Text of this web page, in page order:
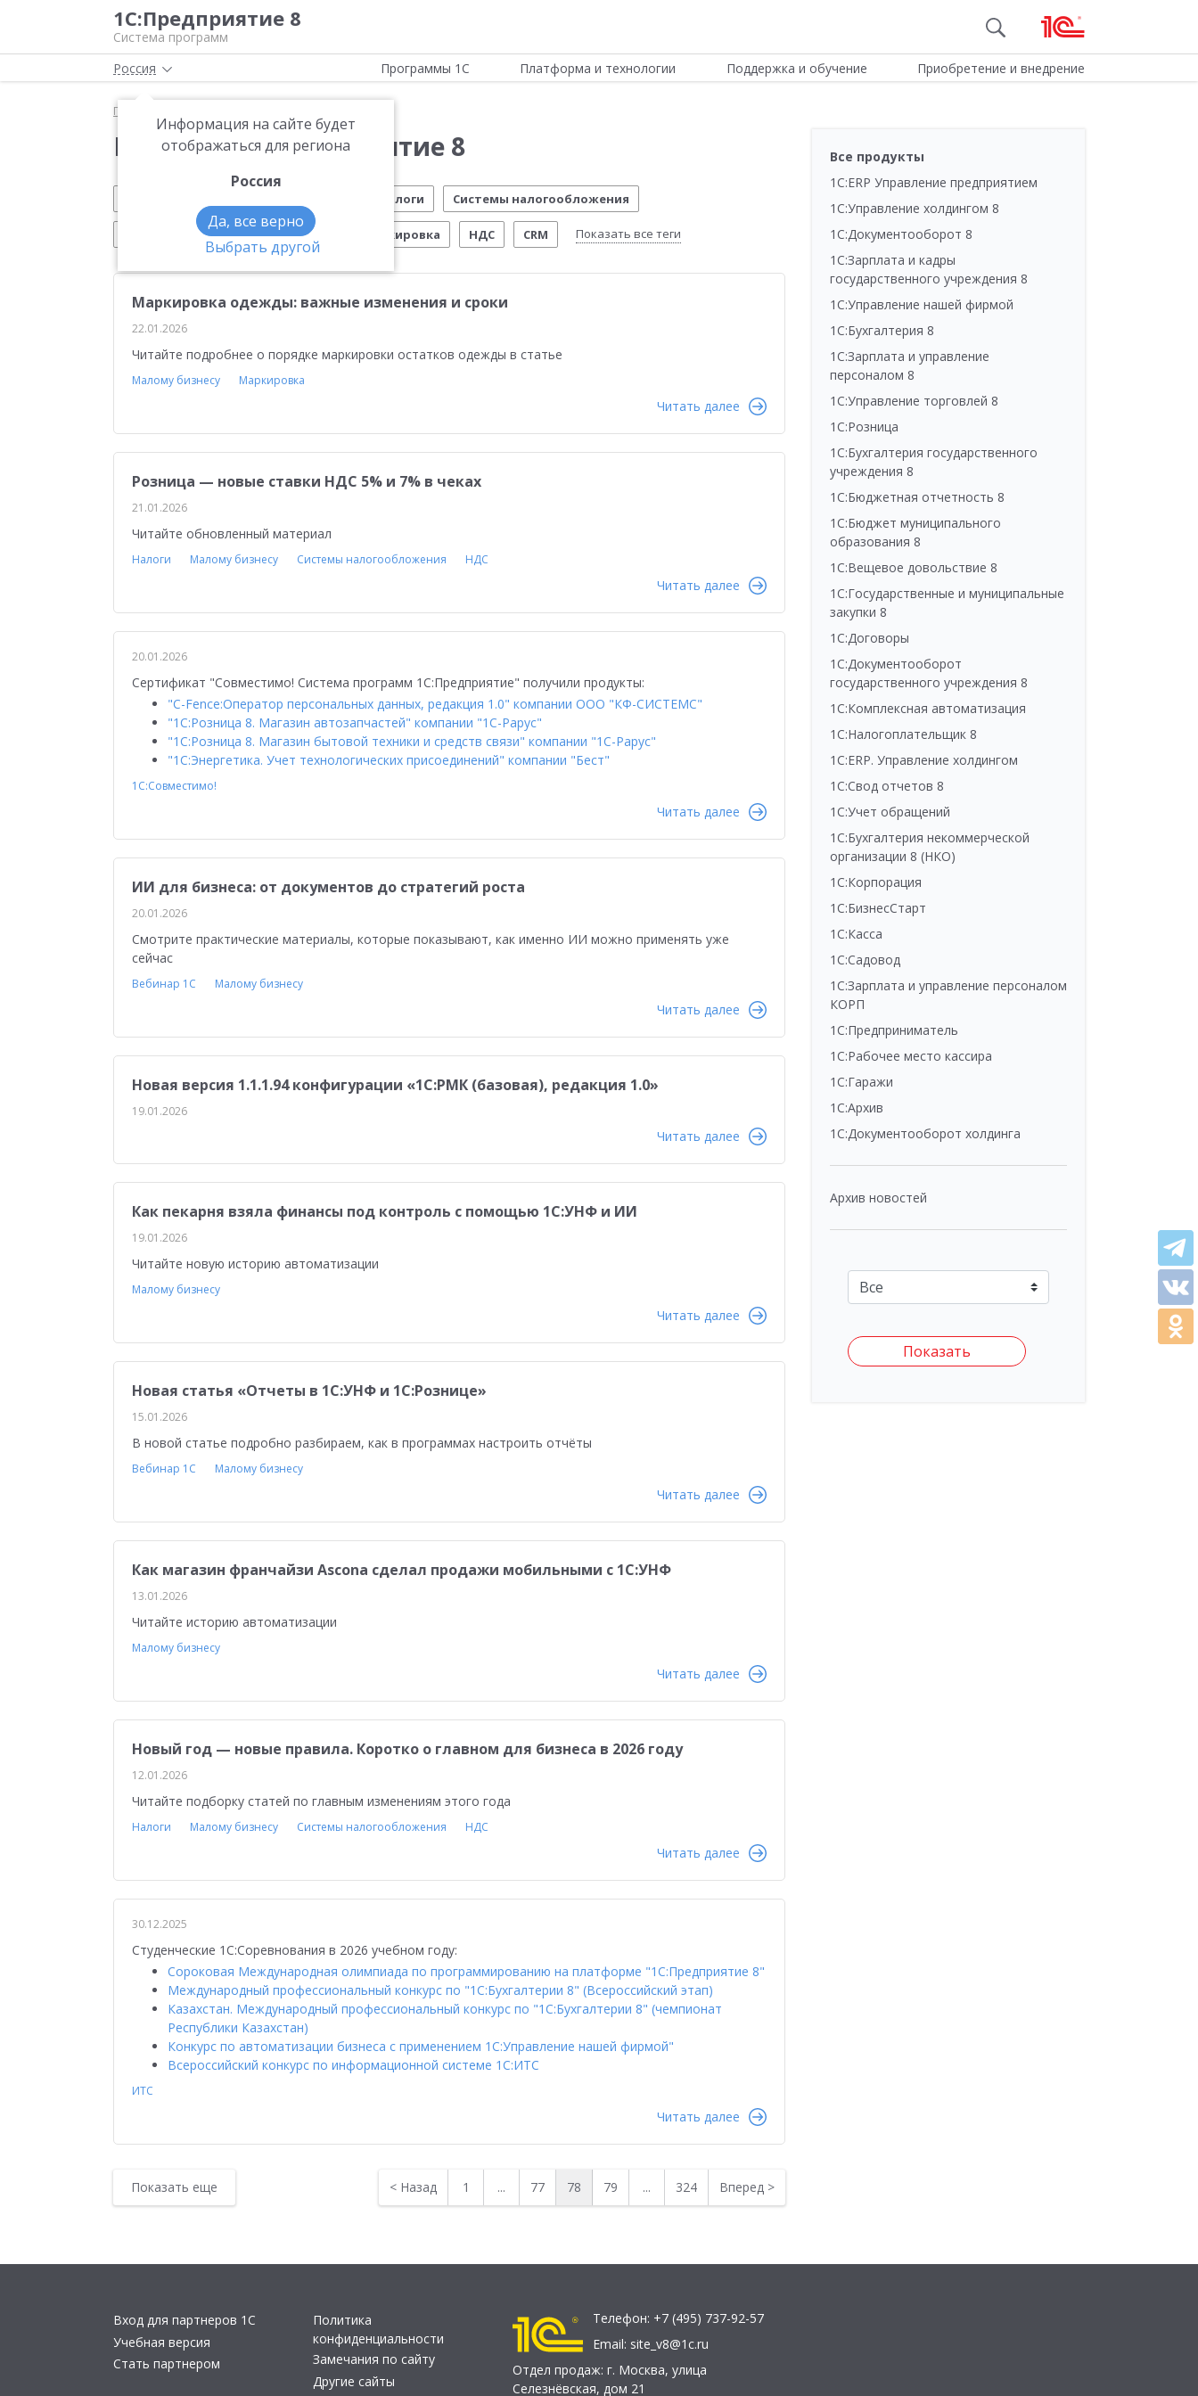
1С:Предприятие 8
Система программ
Россия
Информация на сайте будет
отображаться для региона
Россия
Да, все верно
Выбрать другой
Программы 1С Платформа и технологии Поддержка и обучение Приобретение и внедрение
Главная
Новости 1С:Предприятие 8
Налоги Системы налогообложения
Электронный документооборот Маркировка НДС CRM
Вебинар 1С
Показать все теги
Управление производством ИТС Отчетность по МСФО Новости Платформы
Платформа 1С:Предприятие 8 ЕГАИС Система управления предприятием
Воинский учет Работа с клиентами
Управление продажами
Отраслевые решения 1С:Мобильная касса Облачные технологии
Управление закупками Управление финансами Бухгалтерский и налоговый учет
Антикризисные решения
Изменения законодательства
Повышение эффективности бизнеса Аттестация персонала Государственный заказ
Проектные решения Оптовая торговля Конкурс кейсов 2025
Бюджетирование Для руководства Планирование Интеграция Переход на 1C:ERP
Реальная автоматизация
1С:ERP Управление строительной организацией Форум пользователей ДО 2025
Маркировка одежды: важные изменения и сроки
22.01.2026
Читайте подробнее о порядке маркировки остатков одежды в статье
Малому бизнесу Маркировка
Читать далее
Розница — новые ставки НДС 5% и 7% в чеках
21.01.2026
Читайте обновленный материал
Налоги Малому бизнесу Системы налогообложения НДС
Читать далее
20.01.2026
Сертификат "Совместимо! Система программ 1С:Предприятие" получили продукты:
"C-Fence:Оператор персональных данных, редакция 1.0" компании ООО "КФ-СИСТЕМС"
"1С:Розница 8. Магазин автозапчастей" компании "1C-Рарус"
"1С:Розница 8. Магазин бытовой техники и средств связи" компании "1С-Рарус"
"1С:Энергетика. Учет технологических присоединений" компании "Бест"
1С:Совместимо!
Читать далее
ИИ для бизнеса: от документов до стратегий роста
20.01.2026
Смотрите практические материалы, которые показывают, как именно ИИ можно применять уже
сейчас
Вебинар 1С Малому бизнесу
Читать далее
Новая версия 1.1.1.94 конфигурации «1С:РМК (базовая), редакция 1.0»
19.01.2026
Читать далее
Как пекарня взяла финансы под контроль с помощью 1С:УНФ и ИИ
19.01.2026
Читайте новую историю автоматизации
Малому бизнесу
Читать далее
Новая статья «Отчеты в 1С:УНФ и 1С:Рознице»
15.01.2026
В новой статье подробно разбираем, как в программах настроить отчёты
Вебинар 1С Малому бизнесу
Читать далее
Как магазин франчайзи Ascona сделал продажи мобильными с 1С:УНФ
13.01.2026
Читайте историю автоматизации
Малому бизнесу
Читать далее
Новый год — новые правила. Коротко о главном для бизнеса в 2026 году
12.01.2026
Читайте подборку статей по главным изменениям этого года
Налоги Малому бизнесу Системы налогообложения НДС
Читать далее
30.12.2025
Студенческие 1С:Соревнования в 2026 учебном году:
Сороковая Международная олимпиада по программированию на платформе "1С:Предприятие 8"
Международный профессиональный конкурс по "1С:Бухгалтерии 8" (Всероссийский этап)
Казахстан. Международный профессиональный конкурс по "1С:Бухгалтерии 8" (чемпионат
Республики Казахстан)
Конкурс по автоматизации бизнеса с применением 1С:Управление нашей фирмой"
Всероссийский конкурс по информационной системе 1С:ИТС
ИТС
Читать далее
Показать еще < Назад 1 ... 77 78 79 ... 324 Вперед >
Все продукты
1С:ERP Управление предприятием
1С:Управление холдингом 8
1С:Документооборот 8
1С:Зарплата и кадры
государственного учреждения 8
1С:Управление нашей фирмой
1С:Бухгалтерия 8
1С:Зарплата и управление
персоналом 8
1С:Управление торговлей 8
1С:Розница
1С:Бухгалтерия государственного
учреждения 8
1С:Бюджетная отчетность 8
1С:Бюджет муниципального
образования 8
1С:Вещевое довольствие 8
1С:Государственные и муниципальные
закупки 8
1С:Договоры
1С:Документооборот
государственного учреждения 8
1С:Комплексная автоматизация
1С:Налогоплательщик 8
1С:ERP. Управление холдингом
1С:Свод отчетов 8
1С:Учет обращений
1С:Бухгалтерия некоммерческой
организации 8 (НКО)
1С:Корпорация
1С:БизнесСтарт
1С:Касса
1С:Садовод
1С:Зарплата и управление персоналом
КОРП
1С:Предприниматель
1С:Рабочее место кассира
1С:Гаражи
1С:Архив
1С:Документооборот холдинга
Архив новостей
Показать
Вход для партнеров 1С
Учебная версия
Стать партнером
Политика
конфиденциальности
Замечания по сайту
Другие сайты
Телефон: +7 (495) 737-92-57
Email: site_v8@1c.ru
Отдел продаж: г. Москва, улица
Селезнёвская, дом 21